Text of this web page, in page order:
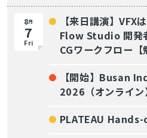
8月
7
Fri
【来日講演】VFX
Flow Studio 開発
CGワークフロー【
【開始】Busan
2026（オンライン
PLATEAU Hands-